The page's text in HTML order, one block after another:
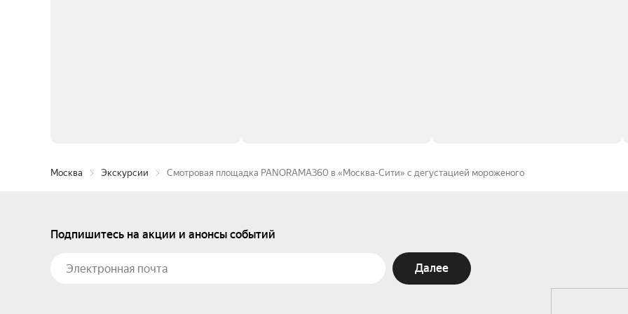
Москва Экскурсии Смотровая площадка PANORAMA360 в «Москва-Сити» с дегустацией мороженого
Подпишитесь на акции и анонсы событий
Далее